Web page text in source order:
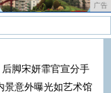
广告
脚宋妍霏官宣分手
景意外曝光如艺术馆